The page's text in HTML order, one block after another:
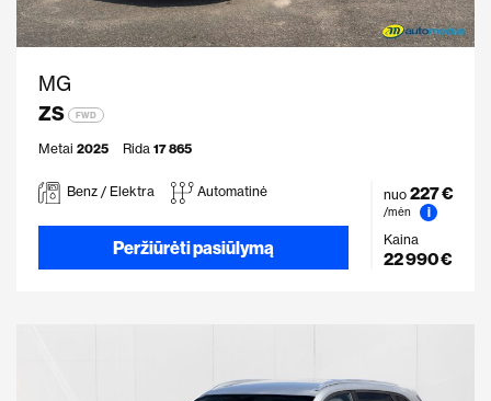
MG
ZS
FWD
Metai 2025 Rida 17 865
Benz / Elektra Automatinė
Peržiūrėti pasiūlymą
nuo 227 €
/mėn
i
Kaina
22 990 €